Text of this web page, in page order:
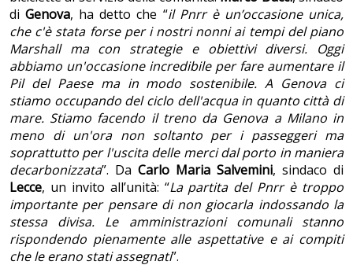
diGenova, ha detto che “il Pnrr è un’occasione unica,
che c'è stata forse per i nostri nonni ai tempi del piano
Marshall ma con strategie e obiettivi diversi. Oggi
abbiamo un'occasione incredibile per fare aumentare il
Pil del Paese ma in modo sostenibile. A Genova ci
stiamo occupando del ciclo dell'acqua in quanto città di
mare. Stiamo facendo il treno da Genova a Milano in
meno di un'ora non soltanto per i passeggeri ma
soprattutto per l'uscita delle merci dal porto in maniera
decarbonizzata”. Da Carlo Maria Salvemini, sindaco di
Lecce, un invito all’unità: “La partita del Pnrr è troppo
importante per pensare di non giocarla indossando la
stessa divisa. Le amministrazioni comunali stanno
rispondendo pienamente alle aspettative e ai compiti
che le erano stati assegnati”.